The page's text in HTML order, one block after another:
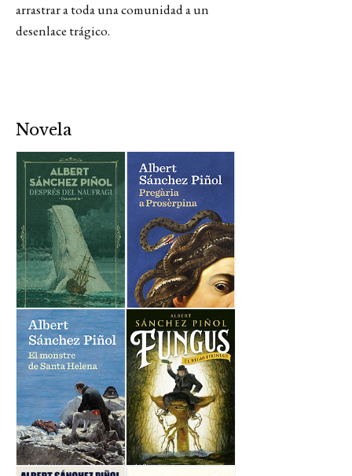
arrastrar a toda una comunidad a un
desenlace trágico.
Novela